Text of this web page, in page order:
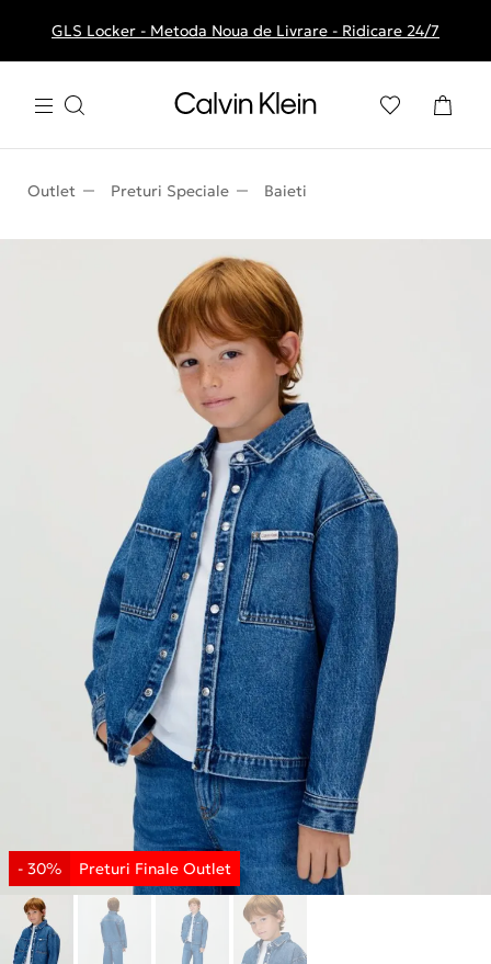
Livrare gratuita la comenzile de peste 250 RON
GLS Locker - Metoda Noua de Livrare - Ridicare 24/7
Outlet Preturi Speciale Baieti